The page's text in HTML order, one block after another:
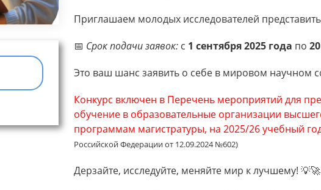
Приглашаем молодых исследователей
📅 Срок подачи заявок: с 1 сентября 2025 года по
Это ваш шанс заявить о себе в мировом научном
Конкурс включен в Перечень мероприятий для
обучение в образовательные организации
программам магистратуры, на 2025/26 учебный
Российской Федерации от 12.09.2024 №602)
Дерзайте, исследуйте, меняйте мир к лучшему! 💡🚀